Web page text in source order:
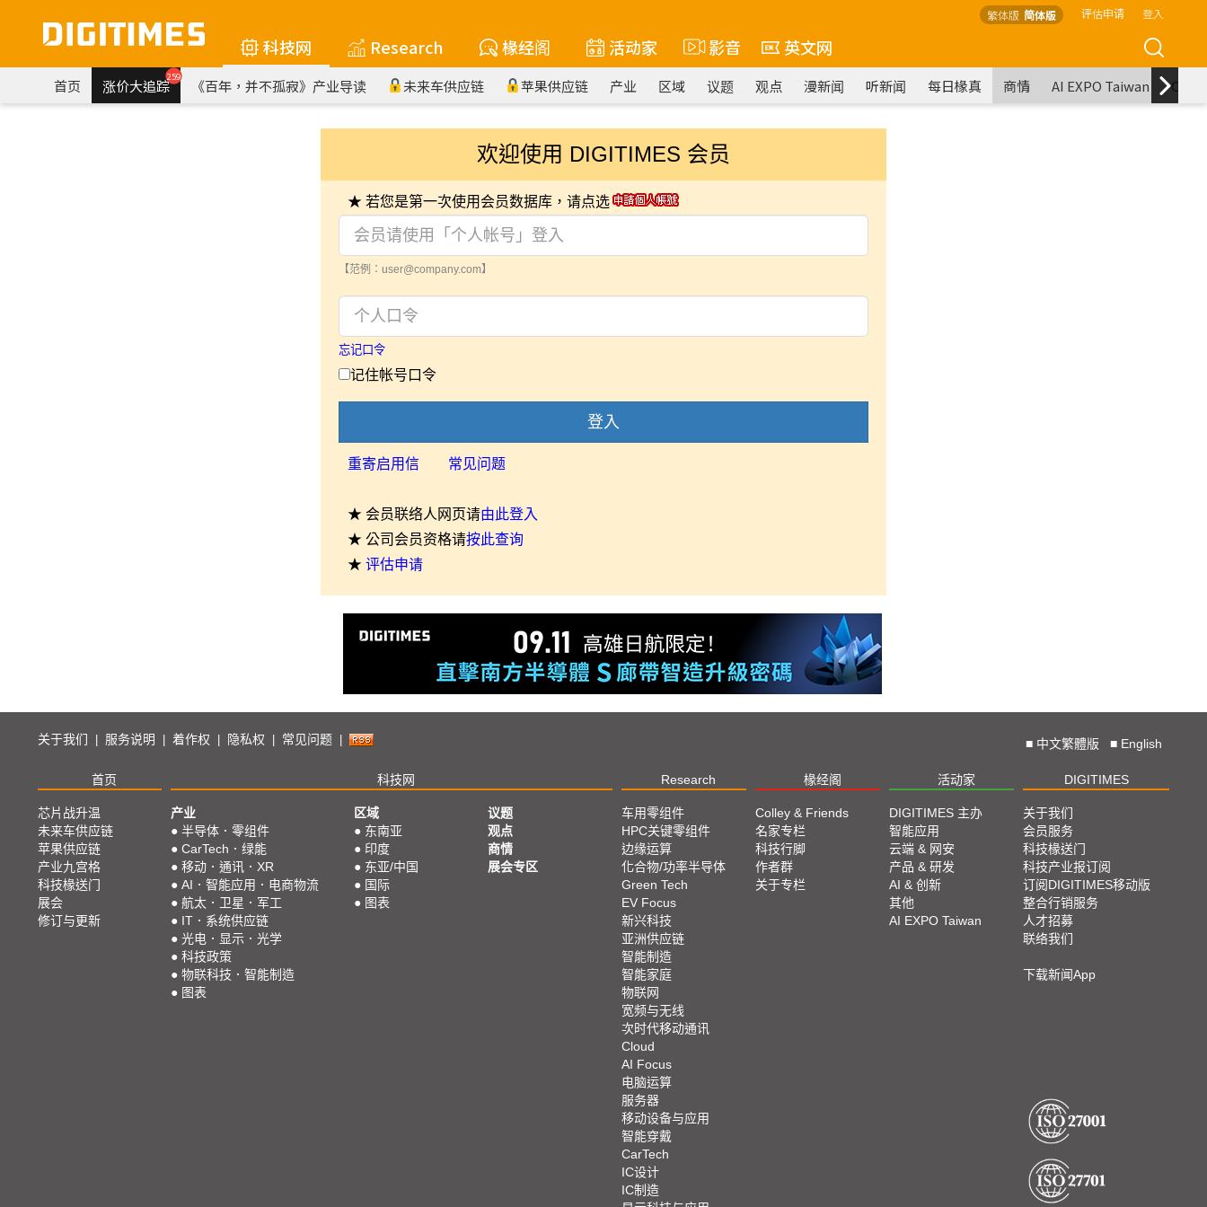
繁体版 简体版 评估申请 登入
科技网 Research 椽经阁 活动家 影音 英文网
首页 涨价大追踪259 《百年，并不孤寂》产业导读 未来车供应链 苹果供应链 产业 区域 议题 观点 漫新闻 听新闻 每日椽真 商情 AI EXPO Taiwan
欢迎使用 DIGITIMES 会员
★ 若您是第一次使用会员数据库，请点选
【范例：user@company.com】
忘记口令
记住帐号口令
登入
重寄启用信 常见问题
★ 会员联络人网页请由此登入
★ 公司会员资格请按此查询
★ 评估申请
关于我们 服务说明 着作权 隐私权 常见问题 ■ 中文繁體版 ■ English
首页 科技网 Research 椽经阁 活动家 DIGITIMES
芯片战升温
未来车供应链
苹果供应链
产业九宫格
科技椽送门
展会
修订与更新
产业
● 半导体．零组件
● CarTech．绿能
● 移动．通讯．XR
● AI．智能应用．电商物流
● 航太．卫星．军工
● IT．系统供应链
● 光电．显示．光学
● 科技政策
● 物联科技．智能制造
● 图表
区域
● 东南亚
● 印度
● 东亚/中国
● 国际
● 图表
议题
观点
商情
展会专区
车用零组件
HPC关键零组件
边缘运算
化合物/功率半导体
Green Tech
EV Focus
新兴科技
亚洲供应链
智能制造
智能家庭
物联网
宽频与无线
次时代移动通讯
Cloud
AI Focus
电脑运算
服务器
移动设备与应用
智能穿戴
CarTech
IC设计
IC制造
Colley & Friends
名家专栏
科技行脚
作者群
关于专栏
DIGITIMES 主办
智能应用
云端 & 网安
产品 & 研发
AI & 创新
其他
AI EXPO Taiwan
关于我们
会员服务
科技椽送门
科技产业报订阅
订阅DIGITIMES移动版
整合行销服务
人才招募
联络我们
下载新闻App